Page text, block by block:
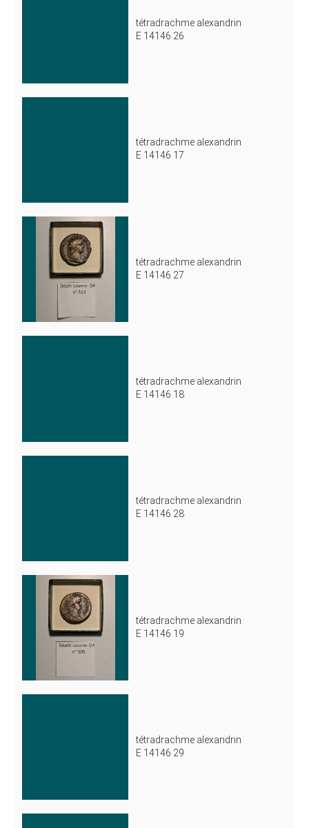
tétradrachme alexandrin
E 14146 26
tétradrachme alexandrin
E 14146 17
tétradrachme alexandrin
E 14146 27
tétradrachme alexandrin
E 14146 18
tétradrachme alexandrin
E 14146 28
tétradrachme alexandrin
E 14146 19
tétradrachme alexandrin
E 14146 29